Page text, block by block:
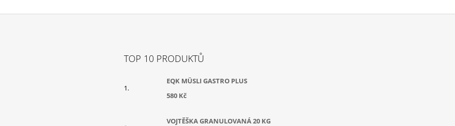
TOP 10 PRODUKTŮ
EQK MÜSLI GASTRO PLUS
580 Kč
VOJTĚŠKA GRANULOVANÁ 20 KG